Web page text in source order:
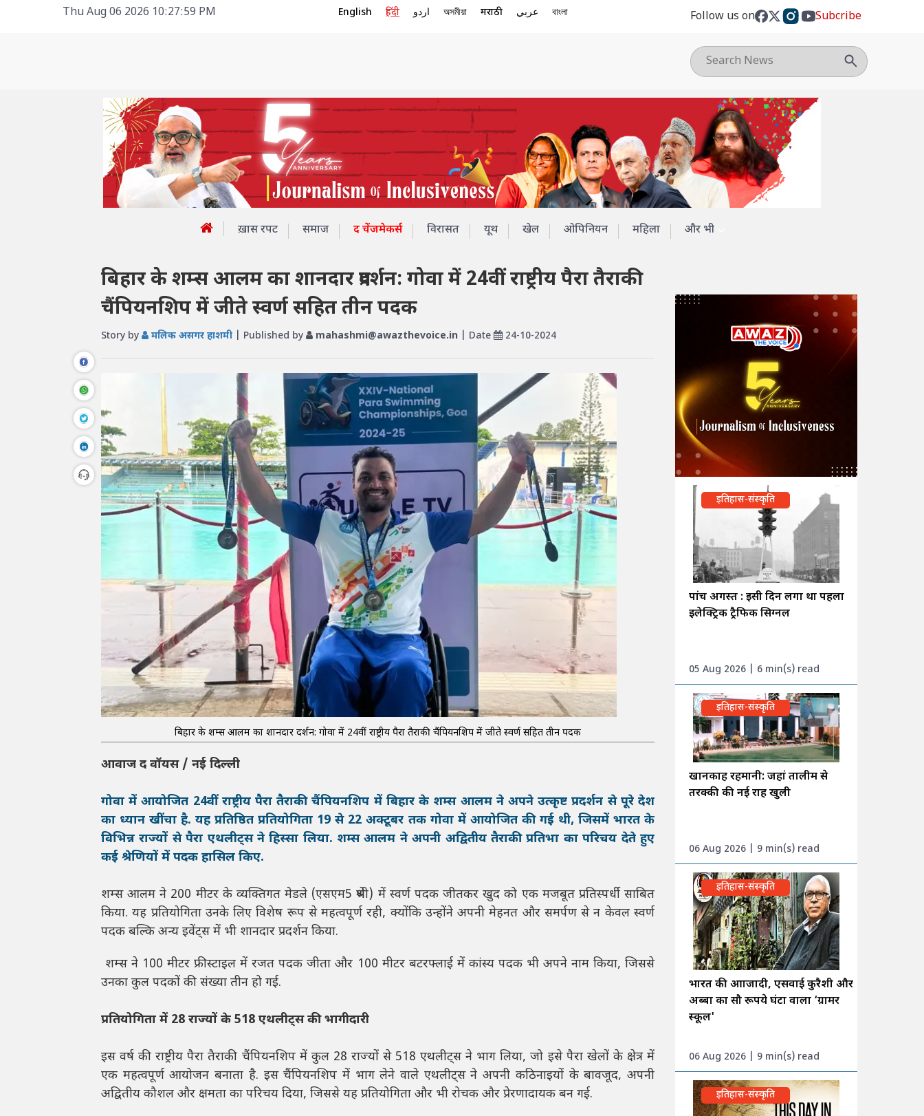
Thu Aug 06 2026 10:27:59 PM English हिंदी اردو অসমীয়া मराठी عربي বাংলা Follow us on Subcribe
ख़ास रपट समाज द चेंजमेकर्स विरासत यूथ खेल ओपिनियन महिला और भी
बिहार के शम्स आलम का शानदार प्रदर्शन: गोवा में 24वीं राष्ट्रीय पैरा तैराकी
चैंपियनशिप में जीते स्वर्ण सहित तीन पदक
Story by मलिक असगर हाशमी | Published by mahashmi@awazthevoice.in | Date 24-10-2024
बिहार के शम्स आलम का शानदार प्रदर्शन: गोवा में 24वीं राष्ट्रीय पैरा तैराकी चैंपियनशिप में जीते स्वर्ण सहित तीन पदक
आवाज द वॉयस / नई दिल्ली
गोवा में आयोजित 24वीं राष्ट्रीय पैरा तैराकी चैंपियनशिप में बिहार के शम्स आलम ने अपने उत्कृष्ट प्रदर्शन से पूरे देश
का ध्यान खींचा है. यह प्रतिष्ठित प्रतियोगिता 19 से 22 अक्टूबर तक गोवा में आयोजित की गई थी, जिसमें भारत के
विभिन्न राज्यों से पैरा एथलीट्स ने हिस्सा लिया. शम्स आलम ने अपनी अद्वितीय तैराकी प्रतिभा का परिचय देते हुए
कई श्रेणियों में पदक हासिल किए.
शम्स आलम ने 200 मीटर के व्यक्तिगत मेडले (एसएम5 श्रेणी) में स्वर्ण पदक जीतकर खुद को एक मजबूत प्रतिस्पर्धी साबित
किया. यह प्रतियोगिता उनके लिए विशेष रूप से महत्वपूर्ण रही, क्योंकि उन्होंने अपनी मेहनत और समर्पण से न केवल स्वर्ण
पदक बल्कि अन्य इवेंट्स में भी शानदार प्रदर्शन किया.
शम्स ने 100 मीटर फ्रीस्टाइल में रजत पदक जीता और 100 मीटर बटरफ्लाई में कांस्य पदक भी अपने नाम किया, जिससे
उनका कुल पदकों की संख्या तीन हो गई.
प्रतियोगिता में 28 राज्यों के 518 एथलीट्स की भागीदारी
इस वर्ष की राष्ट्रीय पैरा तैराकी चैंपियनशिप में कुल 28 राज्यों से 518 एथलीट्स ने भाग लिया, जो इसे पैरा खेलों के क्षेत्र में
एक महत्वपूर्ण आयोजन बनाता है. इस चैंपियनशिप में भाग लेने वाले एथलीट्स ने अपनी कठिनाइयों के बावजूद, अपनी
अद्वितीय कौशल और क्षमता का परिचय दिया, जिससे यह प्रतियोगिता और भी रोचक और प्रेरणादायक बन गई.
इतिहास-संस्कृति
पांच अगस्त : इसी दिन लगा था पहला
इलेक्ट्रिक ट्रैफिक सिग्नल
05 Aug 2026 | 6 min(s) read
इतिहास-संस्कृति
खानकाह रहमानी: जहां तालीम से
तरक्की की नई राह खुली
06 Aug 2026 | 9 min(s) read
इतिहास-संस्कृति
भारत की आाजादी, एसवाई कुरैशी और
अब्बा का सौ रूपये घंटा वाला ‘ग्रामर
स्कूल'
06 Aug 2026 | 9 min(s) read
इतिहास-संस्कृति